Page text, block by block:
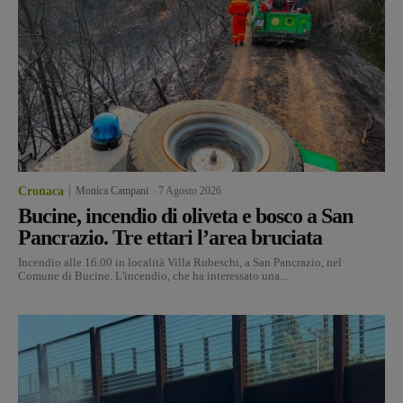
Cronaca Monica Campani 7 Agosto 2026
Bucine, incendio di oliveta e bosco a San
Pancrazio. Tre ettari l’area bruciata
Incendio alle 16.00 in località Villa Rubeschi, a San Pancrazio, nel
Comune di Bucine. L'incendio, che ha interessato una...